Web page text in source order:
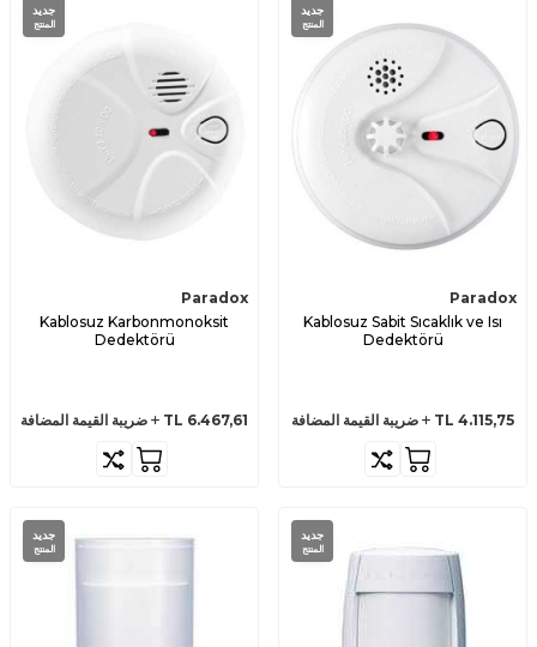
جديد
المنتج
Paradox
Kablosuz Sabit Sıcaklık ve Isı
Dedektörü
4.115,75 ضريبة القيمة المضافة
جديد
المنتج
Paradox
Kablosuz Karbonmonoksit
Dedektörü
6.467,61 ضريبة القيمة المضافة
جديد
المنتج
جديد
المنتج